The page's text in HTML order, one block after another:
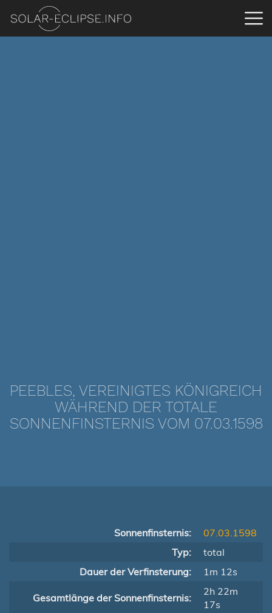
PEEBLES, VEREINIGTES KÖNIGREICH
WÄHREND DER TOTALE
SONNENFINSTERNIS VOM 07.03.1598
Sonnenfinsternis:
07.03.1598
Typ:
total
Dauer der Verfinsterung:
1m 12s
Gesamtlänge der Sonnenfinsternis:
2h 22m
17s